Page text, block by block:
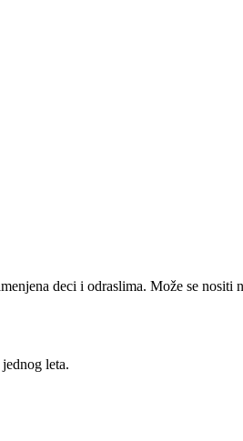
deci i odraslima. Može se
leta.